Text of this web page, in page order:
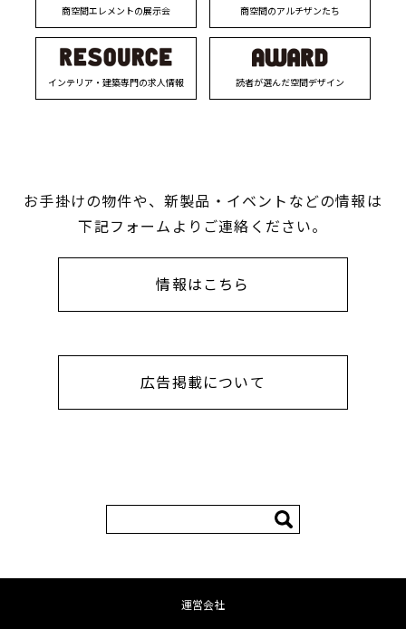
商空間エレメントの展示会 商空間のアルチザンたち
インテリア・建築専門の求人情報 読者が選んだ空間デザイン
お手掛けの物件や、新製品・イベントなどの情報は
下記フォームよりご連絡ください。
情報はこちら
広告掲載について
索:
運営会社